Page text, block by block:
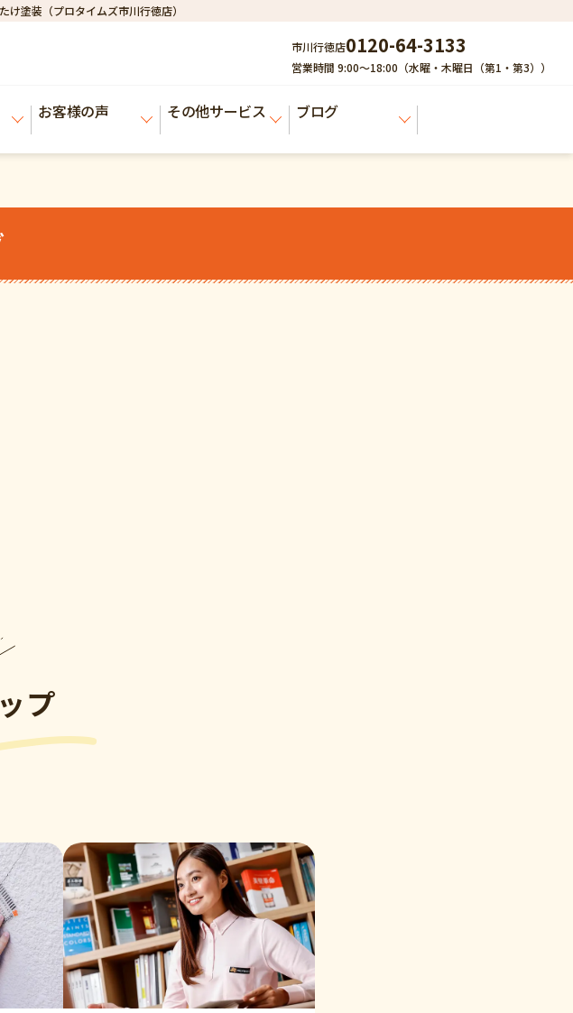
塗装（プロタイムズ市川行徳店）
市川行徳店0120-64-3133
営業時間 9:00～18:00（水曜・木曜日（第1・第3））
お客様の声 その他サービス ブログ
プ